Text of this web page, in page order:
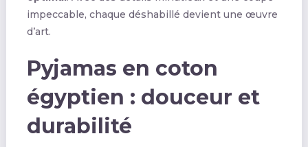
impeccable, chaque déshabillé devient une œuvre
d’art.
Pyjamas en coton
égyptien : douceur et
durabilité